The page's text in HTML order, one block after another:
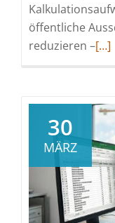
öffentliche
reduzieren –Read
KI
für
[…]
30
MÄRZ